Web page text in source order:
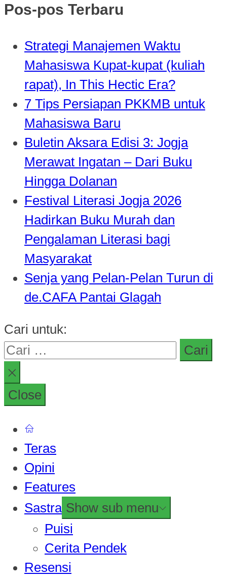
Pos-pos Terbaru
Strategi Manajemen Waktu
Mahasiswa Kupat-kupat (kuliah
rapat), In This Hectic Era?
7 Tips Persiapan PKKMB untuk
Mahasiswa Baru
Buletin Aksara Edisi 3: Jogja
Merawat Ingatan – Dari Buku
Hingga Dolanan
Festival Literasi Jogja 2026
Hadirkan Buku Murah dan
Pengalaman Literasi bagi
Masyarakat
Senja yang Pelan-Pelan Turun di
de.CAFA Pantai Glagah
Cari untuk:
Close
Teras
Opini
Features
Sastra Show sub menu
Puisi
Cerita Pendek
Resensi